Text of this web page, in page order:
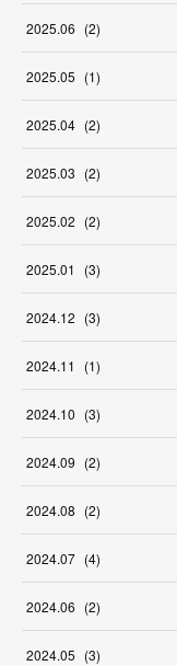
2025.06 (2)
2025.05 (1)
2025.04 (2)
2025.03 (2)
2025.02 (2)
2025.01 (3)
2024.12 (3)
2024.11 (1)
2024.10 (3)
2024.09 (2)
2024.08 (2)
2024.07 (4)
2024.06 (2)
2024.05 (3)